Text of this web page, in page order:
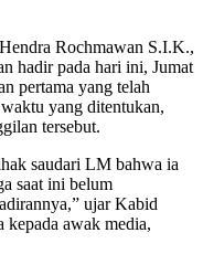
Rochmawan S.I.K.,
hadir pada hari ini, Jumat
pertama yang telah
yang ditentukan,
tersebut.
saudari LM bahwa ia
saat ini belum
ujar Kabid
kepada awak media,